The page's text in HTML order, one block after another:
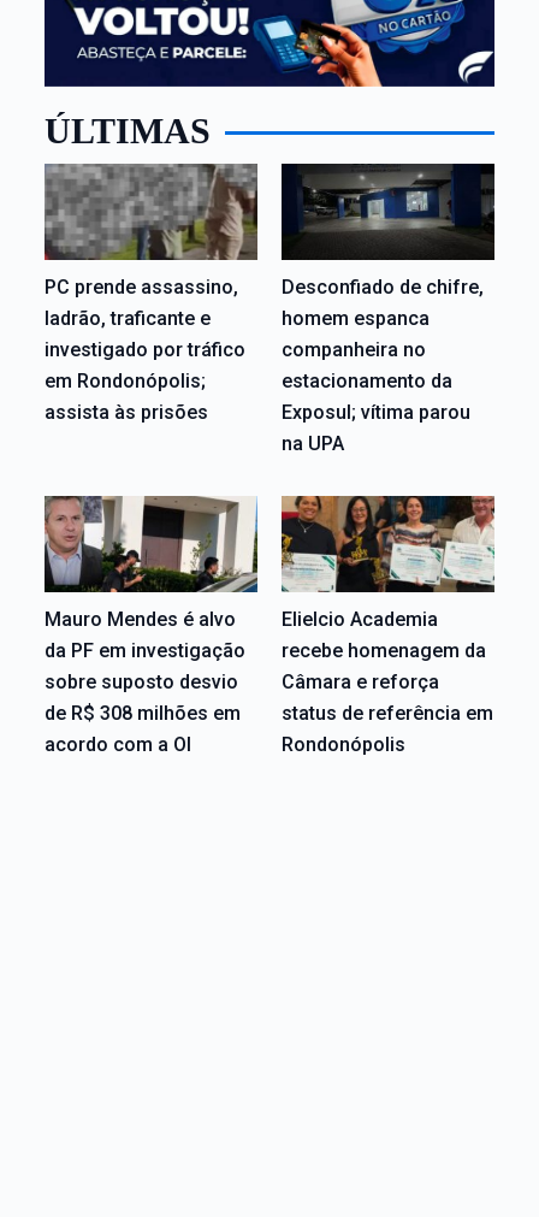
ÚLTIMAS
PC prende assassino,
ladrão, traficante e
investigado por tráfico
em Rondonópolis;
assista às prisões
Desconfiado de chifre,
homem espanca
companheira no
estacionamento da
Exposul; vítima parou
na UPA
Mauro Mendes é alvo
da PF em investigação
sobre suposto desvio
de R$ 308 milhões em
acordo com a OI
Elielcio Academia
recebe homenagem da
Câmara e reforça
status de referência em
Rondonópolis